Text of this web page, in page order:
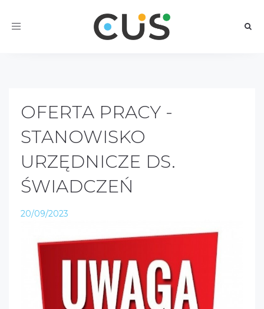
Toggle
OFERTA PRACY -
STANOWISKO
URZĘDNICZE DS.
ŚWIADCZEŃ
20/09/2023